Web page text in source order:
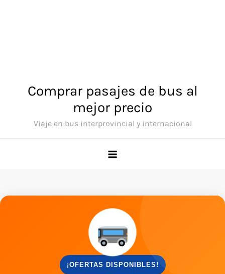
Comprar pasajes de bus al
mejor precio
Viaje en bus interprovincial y internacional
¡OFERTAS DISPONIBLES!